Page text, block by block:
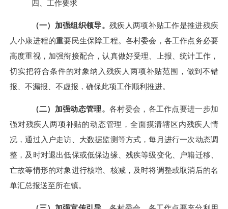
四、工作要求
（一）加强组织领导。 残疾人两项补贴工作是推进残疾
人小康进程的重要民生保障工程。各村委会，各工作点务必要
高度重视，加强衔接配合，认真做好受理、上报、统计工作 ，
切实把符合条件的对象纳入残疾人两项补贴范围，做到不错
报、不漏报、不虚报，确保此项工作顺利推进。
（二）加强动态管理。 各村委会，各工作点要进一步加
强对残疾人两项补贴的动态管理， 全面摸清辖区内残疾人情
况，通过入户走访、大数据监测等方式，每月进行一次动态调
整， 及时对退出低保或低保边缘、残疾等级变化、户籍迁移、
亡故等情形的对象进行核增、核减，及时将调整或取消后的名
单汇总报送至所在镇。